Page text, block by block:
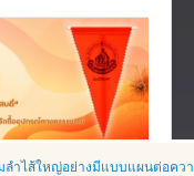
ลำไส้ใหญ่อย่างมีแบบแผนต่อคว